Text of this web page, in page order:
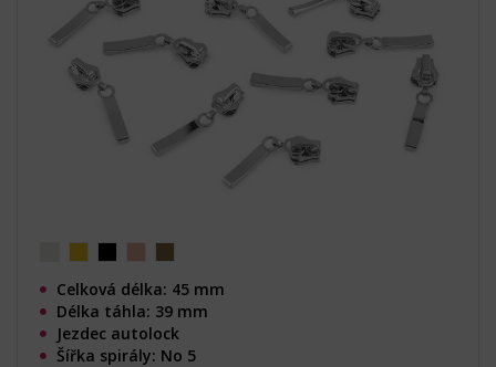
Celková délka: 45 mm
Délka táhla: 39 mm
Jezdec autolock
Šířka spirály: No 5